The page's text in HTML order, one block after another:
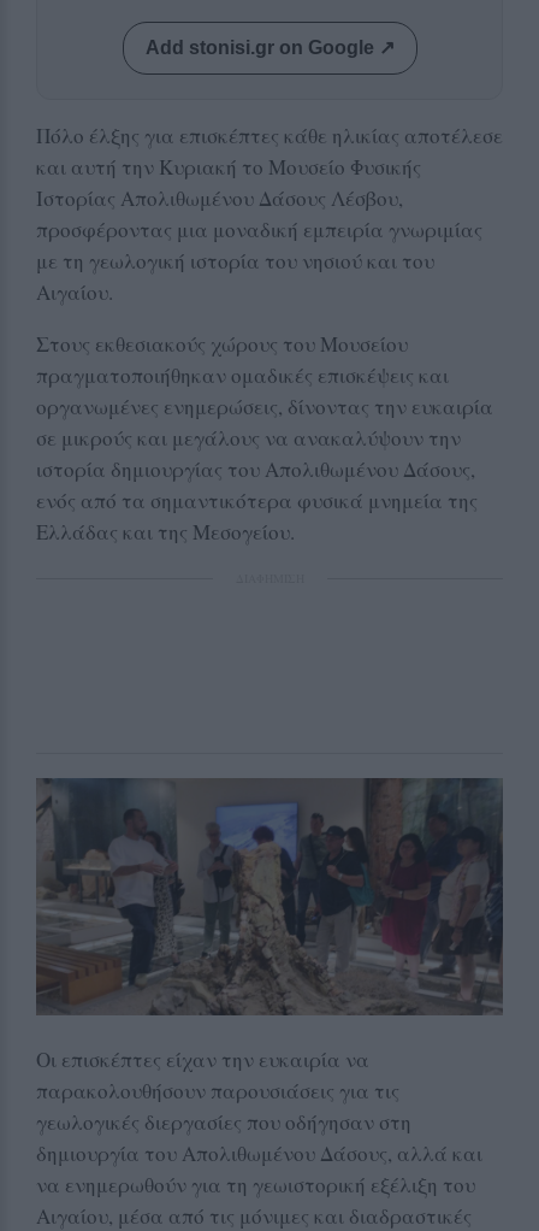
Add stonisi.gr on Google ↗
Πόλο έλξης για επισκέπτες κάθε ηλικίας αποτέλεσε
και αυτή την Κυριακή το Μουσείο Φυσικής
Ιστορίας Απολιθωμένου Δάσους Λέσβου,
προσφέροντας μια μοναδική εμπειρία γνωριμίας
με τη γεωλογική ιστορία του νησιού και του
Αιγαίου.
Στους εκθεσιακούς χώρους του Μουσείου
πραγματοποιήθηκαν ομαδικές επισκέψεις και
οργανωμένες ενημερώσεις, δίνοντας την ευκαιρία
σε μικρούς και μεγάλους να ανακαλύψουν την
ιστορία δημιουργίας του Απολιθωμένου Δάσους,
ενός από τα σημαντικότερα φυσικά μνημεία της
Ελλάδας και της Μεσογείου.
Οι επισκέπτες είχαν την ευκαιρία να
παρακολουθήσουν παρουσιάσεις για τις
γεωλογικές διεργασίες που οδήγησαν στη
δημιουργία του Απολιθωμένου Δάσους, αλλά και
να ενημερωθούν για τη γεωιστορική εξέλιξη του
Αιγαίου, μέσα από τις μόνιμες και διαδραστικές